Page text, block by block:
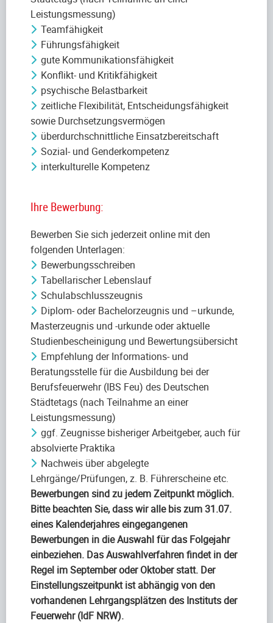
Leistungsmessung)
Teamfähigkeit
Führungsfähigkeit
gute Kommunikationsfähigkeit
Konflikt- und Kritikfähigkeit
psychische Belastbarkeit
zeitliche Flexibilität, Entscheidungsfähigkeit
sowie Durchsetzungsvermögen
überdurchschnittliche Einsatzbereitschaft
Sozial- und Genderkompetenz
interkulturelle Kompetenz
Ihre Bewerbung:
Bewerben Sie sich jederzeit online mit den
folgenden Unterlagen:
Bewerbungsschreiben
Tabellarischer Lebenslauf
Schulabschlusszeugnis
Diplom- oder Bachelorzeugnis und –urkunde,
Masterzeugnis und -urkunde oder aktuelle
Studienbescheinigung und Bewertungsübersicht
Empfehlung der Informations- und
Beratungsstelle für die Ausbildung bei der
Berufsfeuerwehr (IBS Feu) des Deutschen
Städtetags (nach Teilnahme an einer
Leistungsmessung)
ggf. Zeugnisse bisheriger Arbeitgeber, auch für
absolvierte Praktika
Nachweis über abgelegte
Lehrgänge/Prüfungen, z. B. Führerscheine etc.
Bewerbungen sind zu jedem Zeitpunkt möglich.
Bitte beachten Sie, dass wir alle bis zum 31.07.
eines Kalenderjahres eingegangenen
Bewerbungen in die Auswahl für das Folgejahr
einbeziehen. Das Auswahlverfahren findet in der
Regel im September oder Oktober statt. Der
Einstellungszeitpunkt ist abhängig von den
vorhandenen Lehrgangsplätzen des Instituts der
Feuerwehr (IdF NRW).